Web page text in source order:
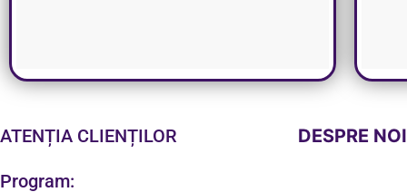
ATENȚIA CLIENȚILOR
Program:
DESPRE NOI